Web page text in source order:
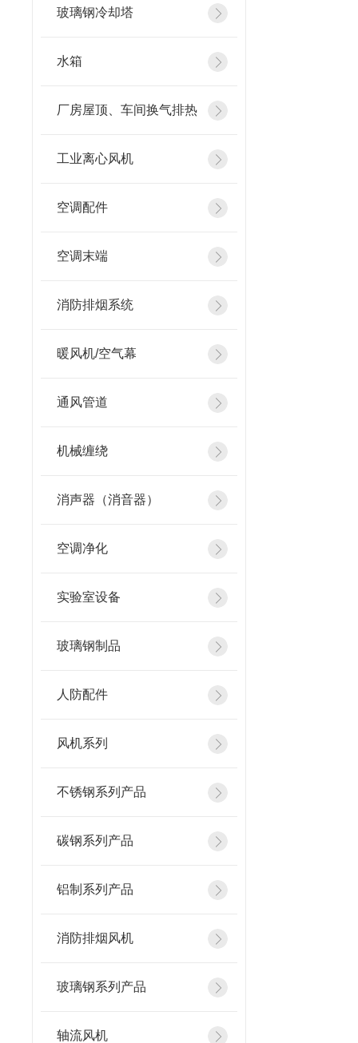
玻璃钢冷却塔
水箱
厂房屋顶、车间换气排热
工业离心风机
空调配件
空调末端
消防排烟系统
暖风机/空气幕
通风管道
机械缠绕
消声器（消音器）
空调净化
实验室设备
玻璃钢制品
人防配件
风机系列
不锈钢系列产品
碳钢系列产品
铝制系列产品
消防排烟风机
玻璃钢系列产品
轴流风机